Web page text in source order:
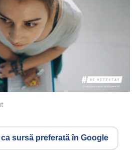
sursă preferată în Google